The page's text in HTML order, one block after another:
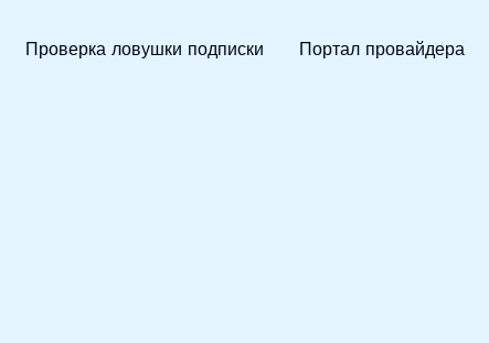
Проверка ловушки подписки Портал провайдера